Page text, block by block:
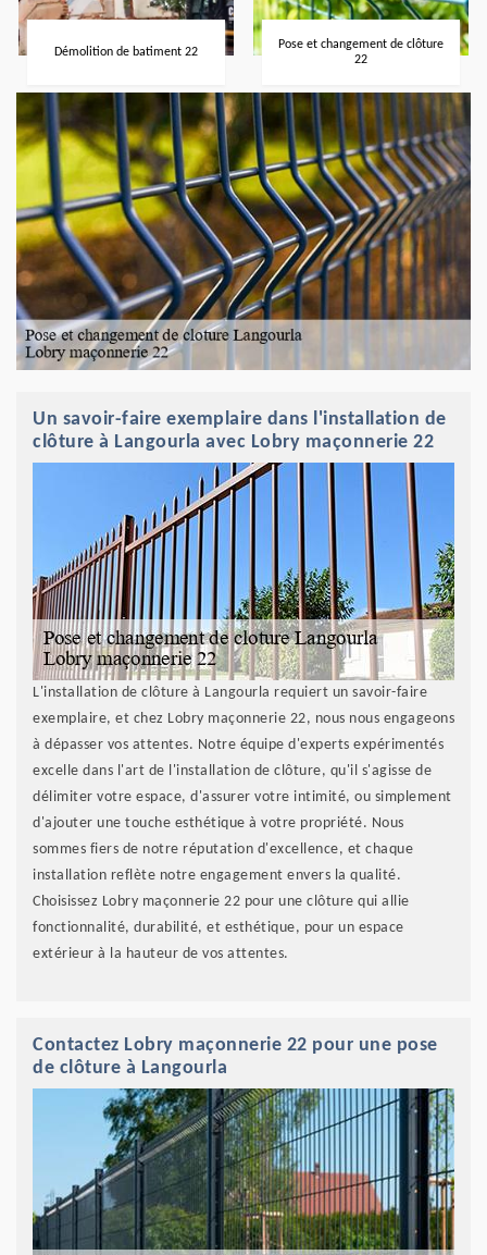
Démolition de batiment 22
Pose et changement de clôture
22
Un savoir-faire exemplaire dans l'installation de
clôture à Langourla avec Lobry maçonnerie 22
L'installation de clôture à Langourla requiert un savoir-faire
exemplaire, et chez Lobry maçonnerie 22, nous nous engageons
à dépasser vos attentes. Notre équipe d'experts expérimentés
excelle dans l'art de l'installation de clôture, qu'il s'agisse de
délimiter votre espace, d'assurer votre intimité, ou simplement
d'ajouter une touche esthétique à votre propriété. Nous
sommes fiers de notre réputation d'excellence, et chaque
installation reflète notre engagement envers la qualité.
Choisissez Lobry maçonnerie 22 pour une clôture qui allie
fonctionnalité, durabilité, et esthétique, pour un espace
extérieur à la hauteur de vos attentes.
Contactez Lobry maçonnerie 22 pour une pose
de clôture à Langourla